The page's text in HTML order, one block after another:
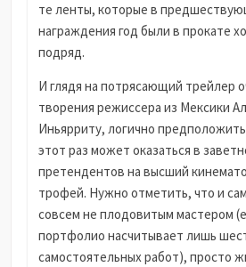
те ленты, которые в
награждения год были в прокате
подряд.
И глядя на потрясающий трейлер
творения режиссера из Мексики
Иньярриту, логично
этот раз может оказаться в
претендентов на высший
трофей. Нужно отметить, что и
совсем не плодовитым мастером
портфолио насчитывает лишь
самостоятельных работ), просто